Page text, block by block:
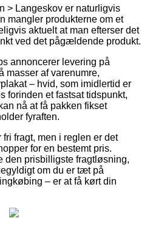
> Langeskov er naturligvis
mangler produkterne om et
aktuelt at man efterser det
ved det pågældende produkt.
annoncerer levering på
masser af varenumre,
– hvid, som imidlertid er
forinden et fastsat tidspunkt,
nå at få pakken fikset
fyraften.
fragt, men i reglen er det
for en bestemt pris.
den prisbilligste fragtløsning,
om du er tæt på
– er at få kørt din